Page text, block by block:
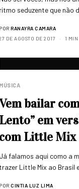
ritmo seduzente que não
POR RANAYRA CAMARA
DE AGOSTO DE 2017
1
MÚSICA
bailar
Lento” em
com Little Mix
Já falamos aqui como a
trazer Little Mix ao Brasil
POR CINTIA LUZ LIMA